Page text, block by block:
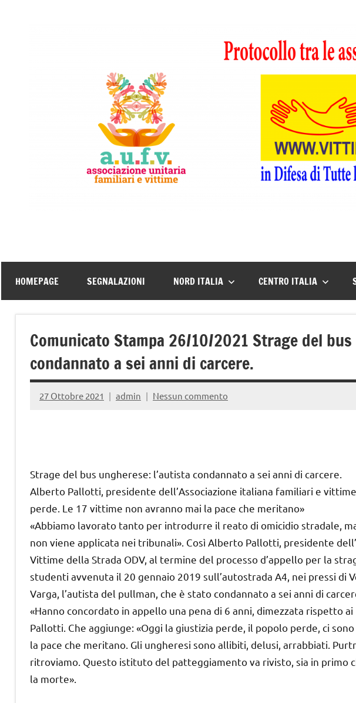
–
Associazione
Italiana
Familiari
e
della
Strada
di
tutte
strada
HOMEPAGE SEGNALAZIONI NORD ITALIA CENTRO ITALIA
Comunicato Stampa 26/10/2021 Strage del
condannato a sei anni di carcere.
27 Ottobre 2021 admin Nessun commento
Strage del bus ungherese: l’autista condannato a sei anni di carcere.
Alberto Pallotti, presidente dell’Associazione italiana familiari e
perde. Le 17 vittime non avranno mai la pace che meritano»
«Abbiamo lavorato tanto per introdurre il reato di omicidio stradale,
non viene applicata nei tribunali». Così Alberto Pallotti, presidente
Vittime della Strada ODV, al termine del processo d’appello per la
studenti avvenuta il 20 gennaio 2019 sull’autostrada A4, nei pressi di
Varga, l’autista del pullman, che è stato condannato a sei anni di
«Hanno concordato in appello una pena di 6 anni, dimezzata rispetto
Pallotti. Che aggiunge: «Oggi la giustizia perde, il popolo perde, ci
la pace che meritano. Gli ungheresi sono allibiti, delusi, arrabbiati.
ritroviamo. Questo istituto del patteggiamento va rivisto, sia in primo
la morte».